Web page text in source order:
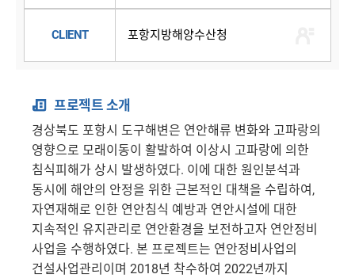
CLIENT 포항지방해양수산청
프로젝트 소개
경상북도 포항시 도구해변은 연안해류 변화와 고파랑의
영향으로 모래이동이 활발하여 이상시 고파랑에 의한
침식피해가 상시 발생하였다. 이에 대한 원인분석과
동시에 해안의 안정을 위한 근본적인 대책을 수립하여,
자연재해로 인한 연안침식 예방과 연안시설에 대한
지속적인 유지관리로 연안환경을 보전하고자 연안정비
사업을 수행하였다. 본 프로젝트는 연안정비사업의
건설사업관리이며 2018년 착수하여 2022년까지